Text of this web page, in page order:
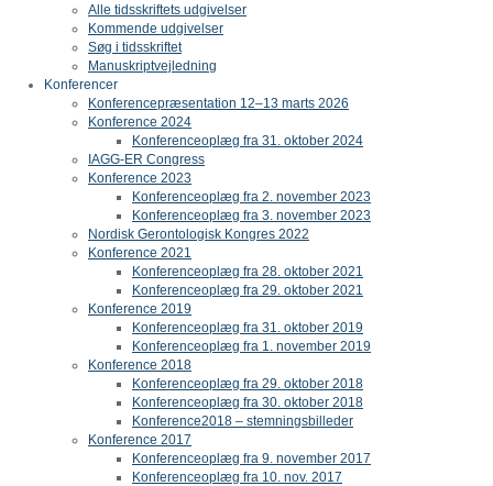
Alle tidsskriftets udgivelser
Kommende udgivelser
Søg i tidsskriftet
Manuskriptvejledning
Konferencer
Konferencepræsentation 12–13 marts 2026
Konference 2024
Konferenceoplæg fra 31. oktober 2024
IAGG-ER Congress
Konference 2023
Konferenceoplæg fra 2. november 2023
Konferenceoplæg fra 3. november 2023
Nordisk Gerontologisk Kongres 2022
Konference 2021
Konferenceoplæg fra 28. oktober 2021
Konferenceoplæg fra 29. oktober 2021
Konference 2019
Konferenceoplæg fra 31. oktober 2019
Konferenceoplæg fra 1. november 2019
Konference 2018
Konferenceoplæg fra 29. oktober 2018
Konferenceoplæg fra 30. oktober 2018
Konference2018 – stemningsbilleder
Konference 2017
Konferenceoplæg fra 9. november 2017
Konferenceoplæg fra 10. nov. 2017